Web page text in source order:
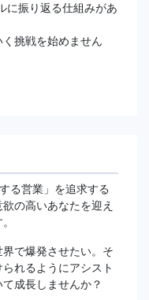
に振り返る仕組みがあ
挑戦を始めません
る営業」を追求する
の高いあなたを迎え
で爆発させたい。そ
れるようにアシスト
成長しませんか？